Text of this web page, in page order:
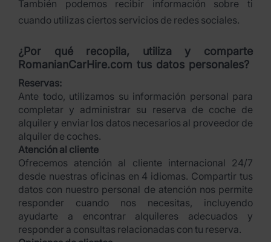
También podemos recibir información sobre ti
cuando utilizas ciertos servicios de redes sociales.
¿Por qué recopila, utiliza y comparte
RomanianCarHire.com tus datos personales?
Reservas:
Ante todo, utilizamos su información personal para
completar y administrar su reserva de coche de
alquiler y enviar los datos necesarios al proveedor de
alquiler de coches.
Atención al cliente
Ofrecemos atención al cliente internacional 24/7
desde nuestras oficinas en 4 idiomas. Compartir tus
datos con nuestro personal de atención nos permite
responder cuando nos necesitas, incluyendo
ayudarte a encontrar alquileres adecuados y
responder a consultas relacionadas con tu reserva.